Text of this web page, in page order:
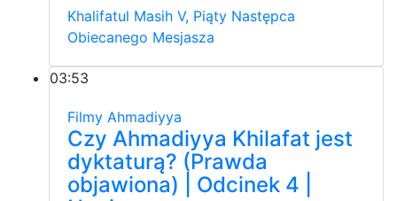
Khalifatul Masih V, Piąty Następca
Obiecanego Mesjasza
03:53
Filmy Ahmadiyya
Czy Ahmadiyya Khilafat jest
dyktaturą? (Prawda
objawiona) | Odcinek 4 |